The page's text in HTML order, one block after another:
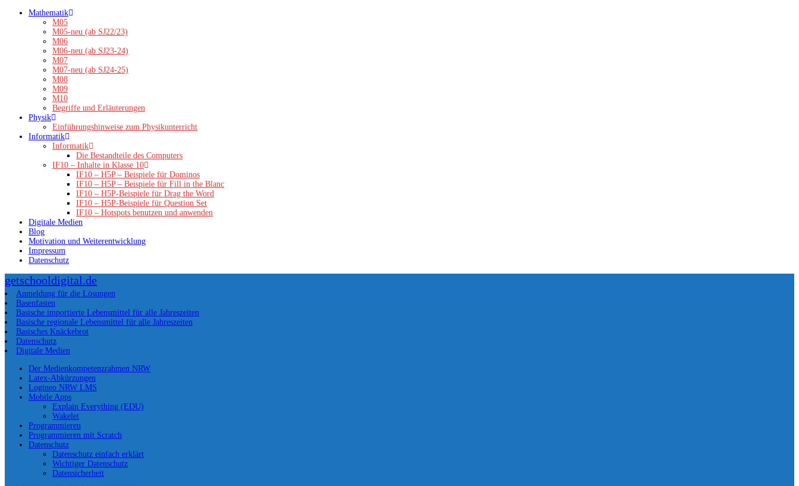
Zum
Mathematik
M05
M05-neu (ab SJ22/23)
M06
M06-neu (ab SJ23-24)
M07
M07-neu (ab SJ24-25)
M08
M09
M10
Begriffe und Erläuterungen
Physik
Einführungshinweise zum Physikunterricht
Informatik
Informatik
Die Bestandteile des Computers
IF10 – Inhalte in Klasse 10
IF10 – H5P – Beispiele für Dominos
IF10 – H5P – Beispiele für Fill in the Blanc
IF10 – H5P-Beispiele für Drag the Word
IF10 – H5P-Beispiele für Question Set
IF10 – Hotspots benutzen und anwenden
Digitale Medien
Blog
Motivation und Weiterentwicklung
Impressum
Datenschutz
getschooldigital.de
Anmeldung für die Lösungen
Basenfasten
Basische importierte Lebensmittel für alle Jahreszeiten
Basische regionale Lebensmittel für alle Jahreszeiten
Basisches Knäckebrot
Datenschutz
Digitale Medien
Der Medienkompetenzrahmen NRW
Latex-Abkürzungen
Logineo NRW LMS
Mobile Apps
Explain Everything (EDU)
Wakelet
Programmieren
Programmieren mit Scratch
Datenschutz
Datenschutz einfach erklärt
Wichtiger Datenschutz
Datensicherheit